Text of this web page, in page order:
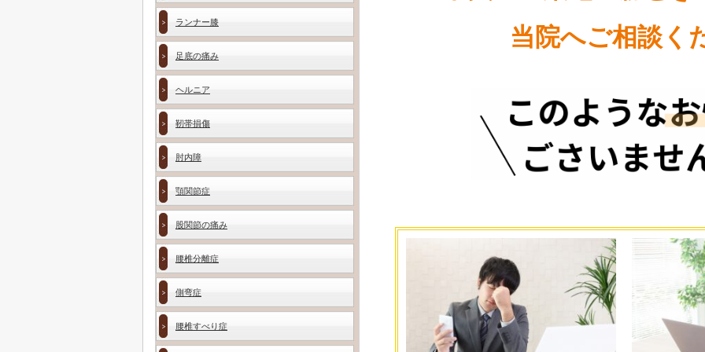
当院へご相談く
ランナー膝
足底の痛み
ヘルニア
靭帯損傷
肘内障
顎関節症
股関節の痛み
腰椎分離症
側弯症
腰椎すべり症